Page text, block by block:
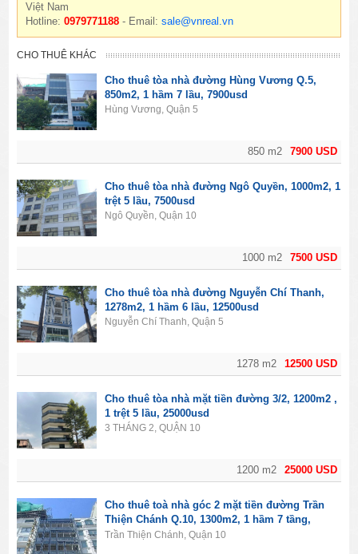
Việt Nam
Hotline:0979771188 - Email:sale@vnreal.vn
CHO THUÊ KHÁC
7900 USD
850 m2
Cho thuê tòa nhà đường Hùng Vương Q.5,
850m2, 1 hầm 7 lầu, 7900usd
Hùng Vương, Quận 5
7500 USD
1000 m2
Cho thuê tòa nhà đường Ngô Quyền, 1000m2, 1
trệt 5 lầu, 7500usd
Ngô Quyền, Quận 10
12500 USD
1278 m2
Cho thuê tòa nhà đường Nguyễn Chí Thanh,
1278m2, 1 hầm 6 lầu, 12500usd
Nguyễn Chí Thanh, Quận 5
25000 USD
1200 m2
Cho thuê tòa nhà mặt tiền đường 3/2, 1200m2 ,
1 trệt 5 lầu, 25000usd
3 THÁNG 2, QUẬN 10
Cho thuê toà nhà góc 2 mặt tiền đường Trần
Thiện Chánh Q.10, 1300m2, 1 hầm 7 tầng,
15200usd
Trần Thiện Chánh, Quận 10